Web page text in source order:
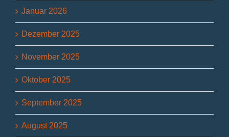
Januar 2026
Dezember 2025
November 2025
Oktober 2025
September 2025
August 2025